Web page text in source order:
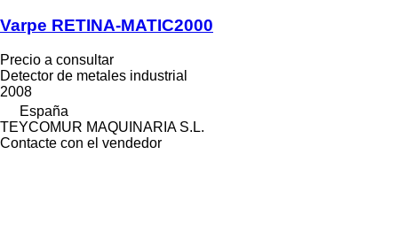
Varpe RETINA-MATIC2000
Precio a consultar
Detector de metales industrial
2008
España
TEYCOMUR MAQUINARIA S.L.
Contacte con el vendedor